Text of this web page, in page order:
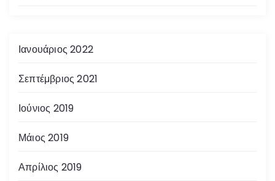
Ιανουάριος 2022
Σεπτέμβριος 2021
Ιούνιος 2019
Μάιος 2019
Απρίλιος 2019